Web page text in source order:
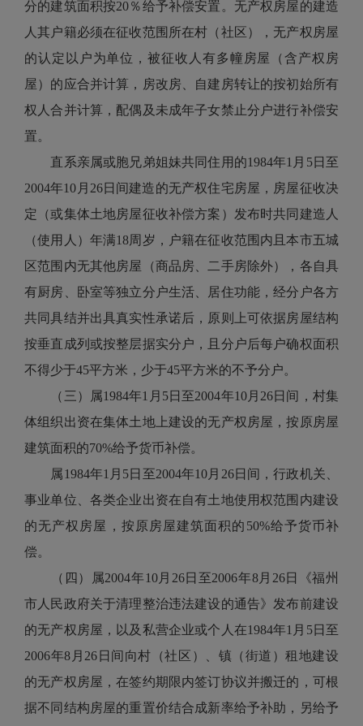
分的建筑面积按20％给予补偿安置。无产权房屋的建造
人其户籍必须在征收范围所在村（社区），无产权房屋
的认定以户为单位，被征收人有多幢房屋（含产权房
屋）的应合并计算，房改房、自建房转让的按初始所有
权人合并计算，配偶及未成年子女禁止分户进行补偿安
置。
直系亲属或胞兄弟姐妹共同住用的1984年1月5日至
2004年10月26日间建造的无产权住宅房屋，房屋征收决
定（或集体土地房屋征收补偿方案）发布时共同建造人
（使用人）年满18周岁，户籍在征收范围内且本市五城
区范围内无其他房屋（商品房、二手房除外），各自具
有厨房、卧室等独立分户生活、居住功能，经分户各方
共同具结并出具真实性承诺后，原则上可依据房屋结构
按垂直成列或按整层据实分户，且分户后每户确权面积
不得少于45平方米，少于45平方米的不予分户。
（三）属1984年1月5日至2004年10月26日间，村集
体组织出资在集体土地上建设的无产权房屋，按原房屋
建筑面积的70%给予货币补偿。
属1984年1月5日至2004年10月26日间，行政机关、
事业单位、各类企业出资在自有土地使用权范围内建设
的无产权房屋，按原房屋建筑面积的50%给予货币补
偿。
（四）属2004年10月26日至2006年8月26日《福州
市人民政府关于清理整治违法建设的通告》发布前建设
的无产权房屋，以及私营企业或个人在1984年1月5日至
2006年8月26日间向村（社区）、镇（街道）租地建设
的无产权房屋，在签约期限内签订协议并搬迁的，可根
据不同结构房屋的重置价结合成新率给予补助，另给予